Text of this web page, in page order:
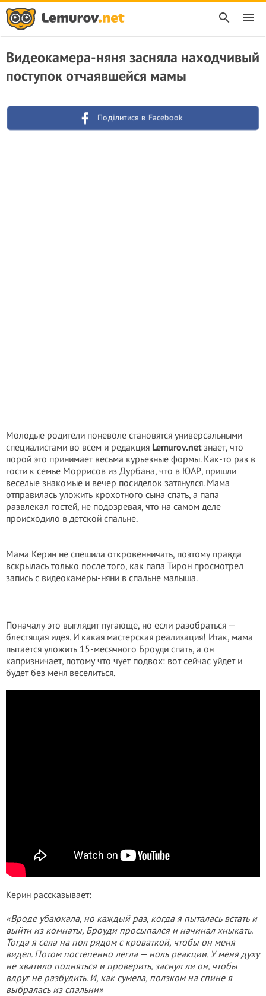
Видеокамера-няня засняла находчивый
поступок отчаявшейся мамы
Поділитися в Facebook
Молодые родители поневоле становятся универсальными
специалистами во всем и редакция Lemurov.netзнает, что
порой это принимает весьма курьезные формы. Как-то раз в
гости к семье Моррисов из Дурбана, что в ЮАР, пришли
веселые знакомые и вечер посиделок затянулся. Мама
отправилась уложить крохотного сына спать, а папа
развлекал гостей, не подозревая, что на самом деле
происходило в детской спальне.
Мама Керин не спешила откровенничать, поэтому правда
вскрылась только после того, как папа Тирон просмотрел
запись с видеокамеры-няни в спальне малыша.
Поначалу это выглядит пугающе, но если разобраться —
блестящая идея. И какая мастерская реализация! Итак, мама
пытается уложить 15-месячного Броуди спать, а он
капризничает, потому что чует подвох: вот сейчас уйдет и
будет без меня веселиться.
Керин рассказывает:
«Вроде убаюкала, но каждый раз, когда я пыталась встать и
выйти из комнаты, Броуди просыпался и начинал хныкать.
Тогда я села на пол рядом с кроваткой, чтобы он меня
видел. Потом постепенно легла — ноль реакции. У меня духу
не хватило подняться и проверить, заснул ли он, чтобы
вдруг не разбудить. И, как сумела, ползком на спине я
выбралась из спальни»